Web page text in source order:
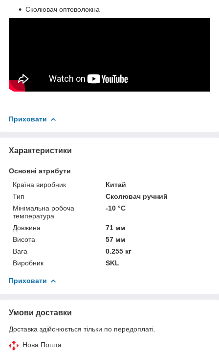
Сколювач оптоволокна
Приховати
Характеристики
Основні атрибути
Країна виробник
Китай
Тип
Сколювач ручний
Мінімальна робоча
температура
-10 °С
Довжина
71 мм
Висота
57 мм
Вага
0.255 кг
Виробник
SKL
Приховати
Умови доставки
Доставка здійснюється тільки по передоплаті.
Нова Пошта